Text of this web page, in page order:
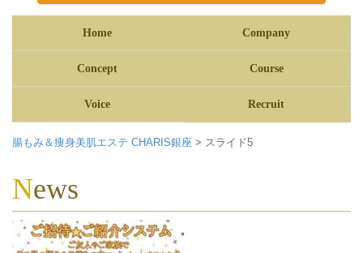
Home Company
Concept Course
Voice Recruit
腸もみ＆痩身美肌エステ CHARIS銀座 > スライド5
News